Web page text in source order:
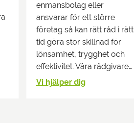
enmansbolag eller
ansvarar för ett större
företag så kan rätt råd i rätt
tid göra stor skillnad för
lönsamhet, trygghet och
effektivitet. Våra rådgivare…
Vi hjälper dig